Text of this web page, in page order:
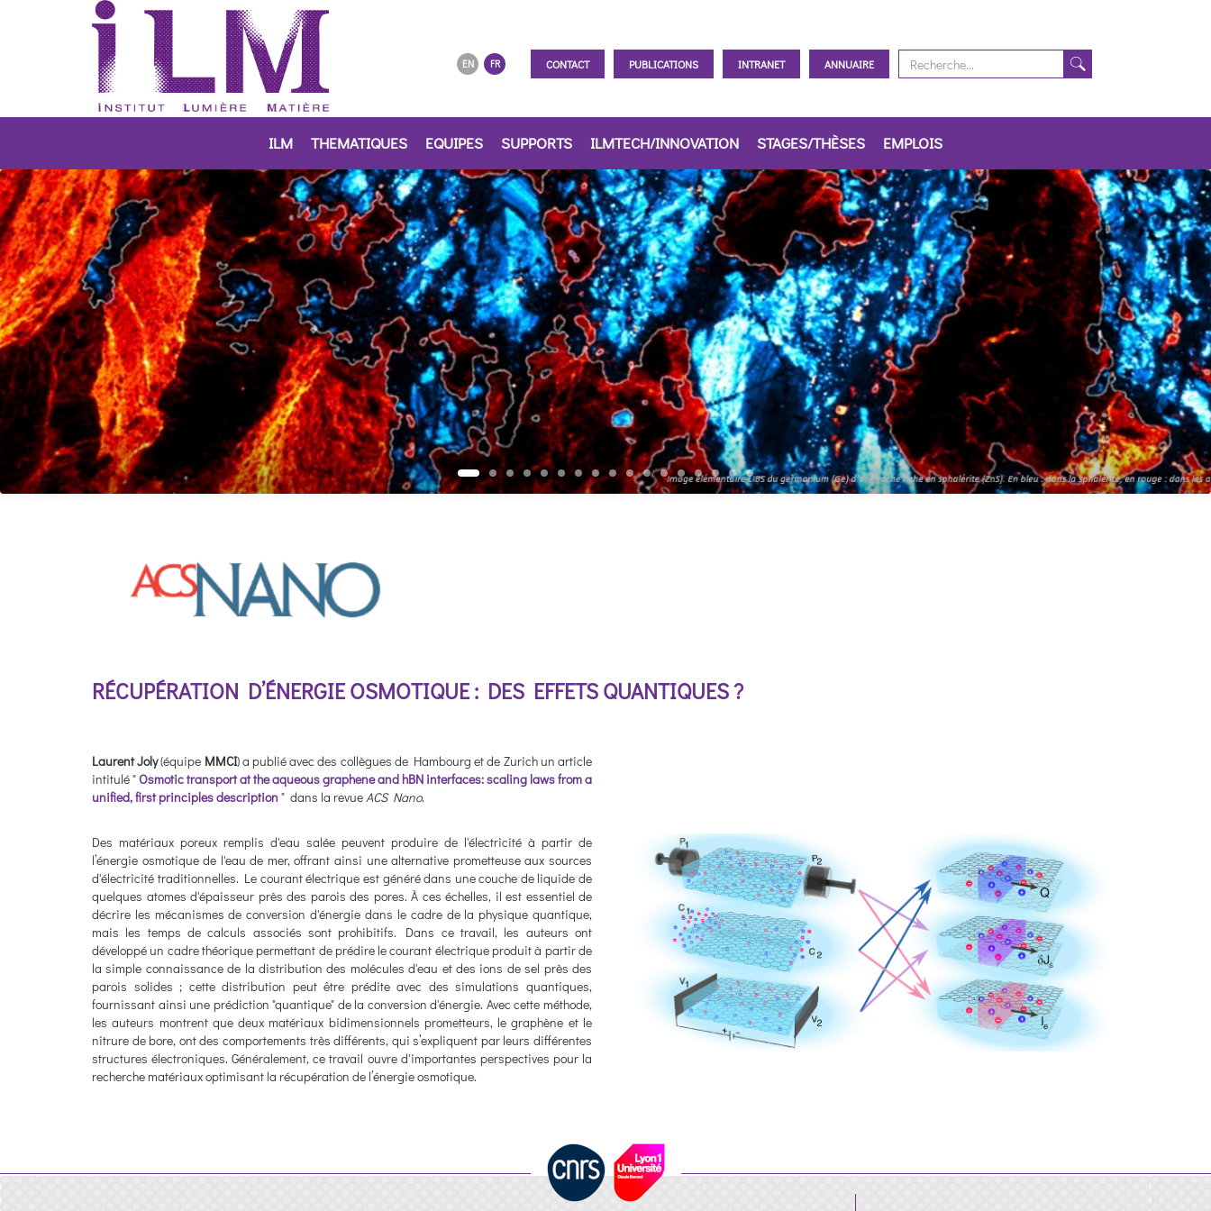
FR
EN CONTACT PUBLICATIONS INTRANET ANNUAIRE
ILM THEMATIQUES EQUIPES SUPPORTS ILMTECH/INNOVATION STAGES/THÈSES EMPLOIS
RÉCUPÉRATION D’ÉNERGIE OSMOTIQUE : DES EFFETS QUANTIQUES ?
Laurent Joly(équipe MMCI) a publié avec des collègues de Hambourg et de Zurich un article
intitulé "Osmotic transport at the aqueous graphene and hBN interfaces: scaling laws from a
unified, first principles description " dans la revueACS Nano.
Des matériaux poreux remplis d'eau salée peuvent produire de l'électricité à partir de
l’énergie osmotique de l'eau de mer, offrant ainsi une alternative prometteuse aux sources
d'électricité traditionnelles. Le courant électrique est généré dans une couche de liquide de
quelques atomes d'épaisseur près des parois des pores. À ces échelles, il est essentiel de
décrire les mécanismes de conversion d'énergie dans le cadre de la physique quantique,
mais les temps de calculs associés sont prohibitifs. Dans ce travail, les auteurs ont
développé un cadre théorique permettant de prédire le courant électrique produit à partir de
la simple connaissance de la distribution des molécules d'eau et des ions de sel près des
parois solides ; cette distribution peut être prédite avec des simulations quantiques,
fournissant ainsi une prédiction "quantique" de la conversion d'énergie. Avec cette méthode,
les auteurs montrent que deux matériaux bidimensionnels prometteurs, le graphène et le
nitrure de bore, ont des comportements très différents, qui s’expliquent par leurs différentes
structures électroniques. Généralement, ce travail ouvre d'importantes perspectives pour la
recherche matériaux optimisant la récupération de l’énergie osmotique.